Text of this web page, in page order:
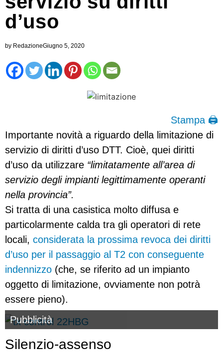
d’uso
by RedazioneGiugno 5, 2020
Stampa 🖨
Importante novità a riguardo della limitazione di
servizio di diritti d’uso DTT. Cioè, quei diritti
d’uso da utilizzare “limitatamente all’area di
servizio degli impianti legittimamente operanti
nella provincia”.
Si tratta di una casistica molto diffusa e
particolarmente calda tra gli operatori di rete
locali, considerata la prossima revoca dei diritti
d’uso per il passaggio al T2 con conseguente
indennizzo (che, se riferito ad un impianto
oggetto di limitazione, ovviamente non potrà
essere pieno).
Pubblicità
Silenzio-assenso